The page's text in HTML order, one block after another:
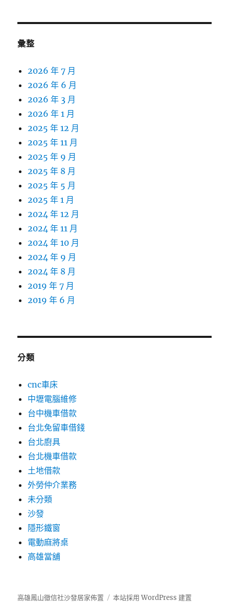
彙整
2026 年 7 月
2026 年 6 月
2026 年 3 月
2026 年 1 月
2025 年 12 月
2025 年 11 月
2025 年 9 月
2025 年 8 月
2025 年 5 月
2025 年 1 月
2024 年 12 月
2024 年 11 月
2024 年 10 月
2024 年 9 月
2024 年 8 月
2019 年 7 月
2019 年 6 月
分類
cnc車床
中壢電腦維修
台中機車借款
台北免留車借錢
台北廚具
台北機車借款
土地借款
外勞仲介業務
未分類
沙發
隱形鐵窗
電動麻將桌
高雄當舖
高雄鳳山徵信社沙發居家佈置 本站採用 WordPress 建置